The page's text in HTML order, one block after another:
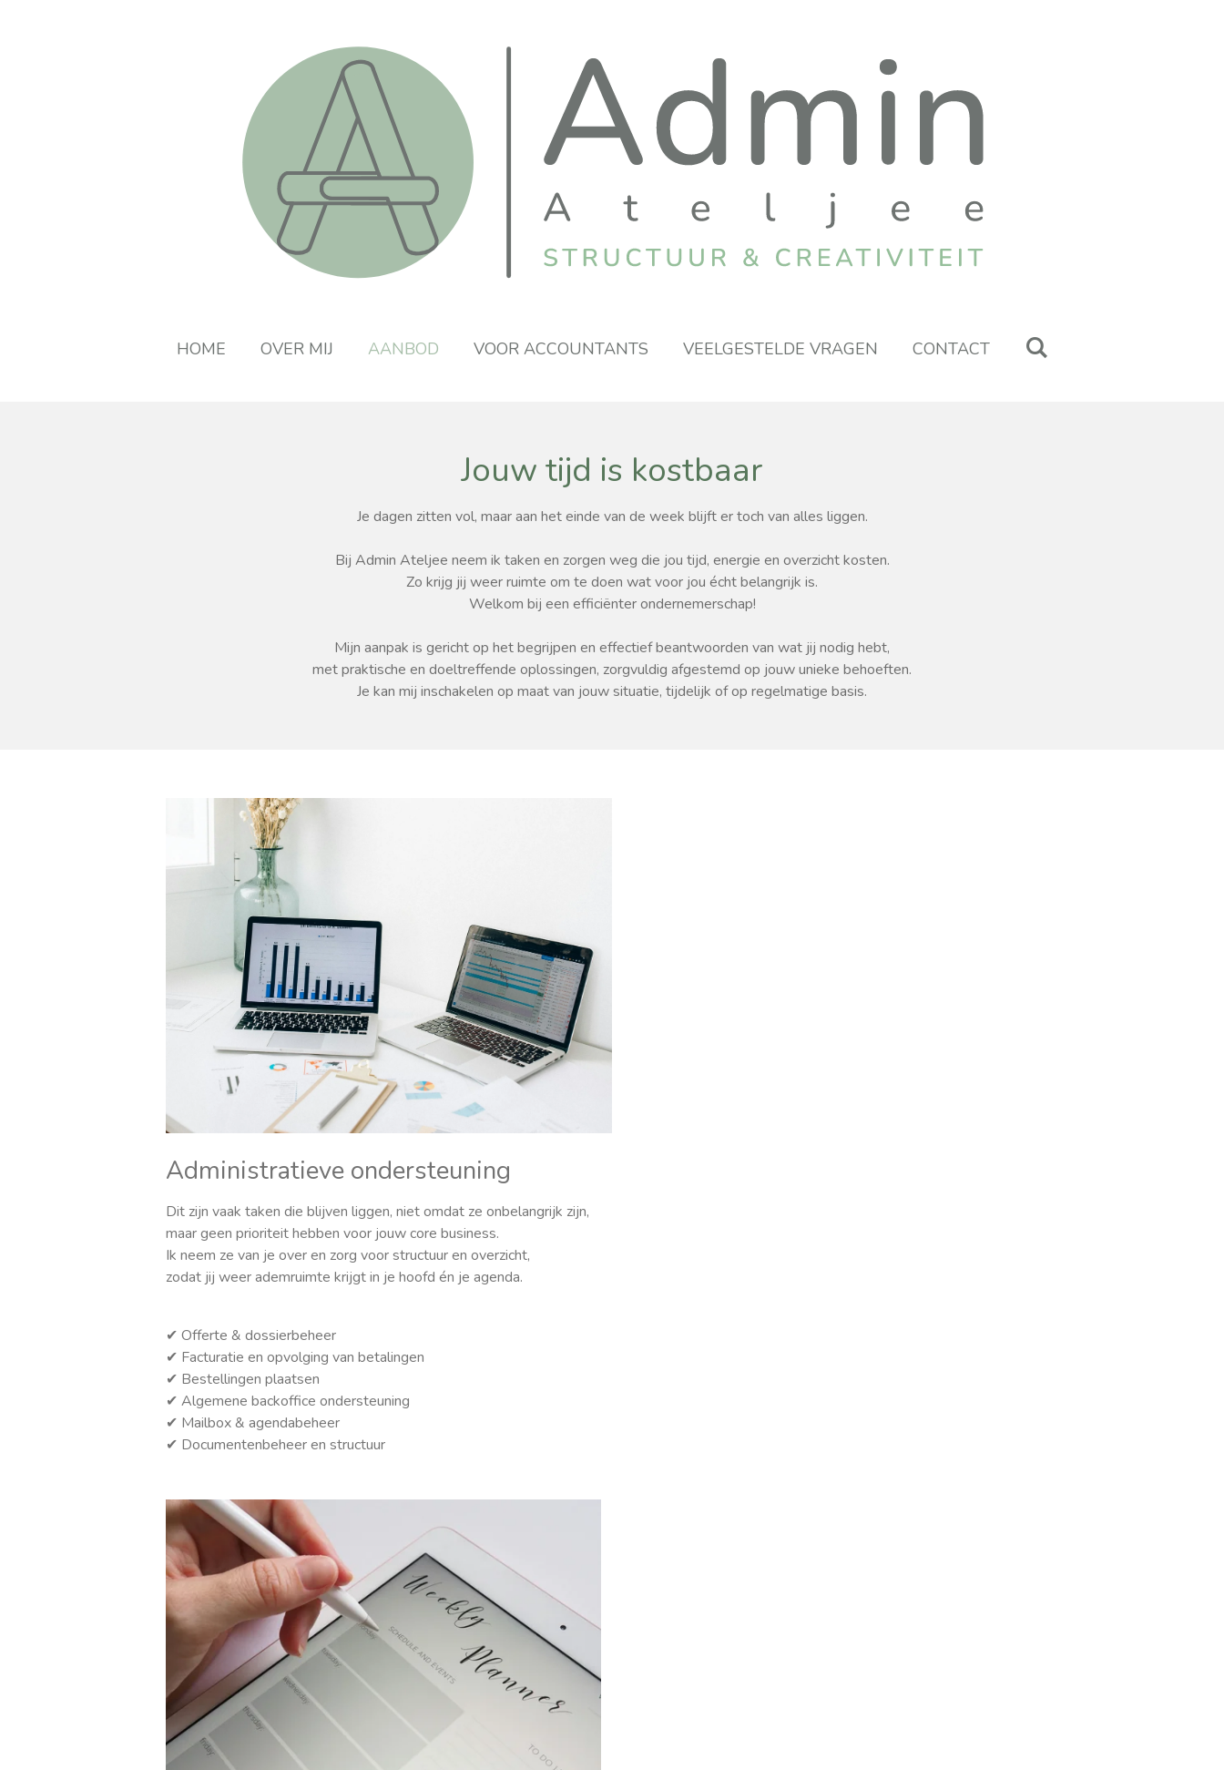
HOME OVER MIJ AANBOD VOOR ACCOUNTANTS VEELGESTELDE VRAGEN CONTACT
Jouw tijd is kostbaar
Je dagen zitten vol, maar aan het einde van de week blijft er toch van alles liggen.
Bij Admin Ateljee neem ik taken en zorgen weg die jou tijd, energie en overzicht kosten.
Zo krijg jij weer ruimte om te doen wat voor jou écht belangrijk is.
Welkom bij een efficiënter ondernemerschap!
Mijn aanpak is gericht op het begrijpen en effectief beantwoorden van wat jij nodig hebt,
met praktische en doeltreffende oplossingen, zorgvuldig afgestemd op jouw unieke behoeften.
Je kan mij inschakelen op maat van jouw situatie, tijdelijk of op regelmatige basis.
Administratieve ondersteuning
Dit zijn vaak taken die blijven liggen, niet omdat ze onbelangrijk zijn,
maar geen prioriteit hebben voor jouw core business.
Ik neem ze van je over en zorg voor structuur en overzicht,
zodat jij weer ademruimte krijgt in je hoofd én je agenda.
✔ Offerte & dossierbeheer
✔ Facturatie en opvolging van betalingen
✔ Bestellingen plaatsen
✔ Algemene backoffice ondersteuning
✔ Mailbox & agendabeheer
✔ Documentenbeheer en structuur